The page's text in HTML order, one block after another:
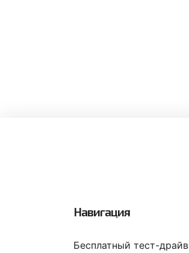
Навигация
Бесплатный тест-драйв